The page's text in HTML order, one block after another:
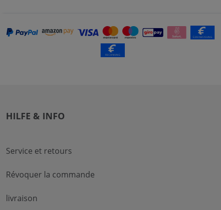
HILFE & INFO
Service et retours
Révoquer la commande
livraison